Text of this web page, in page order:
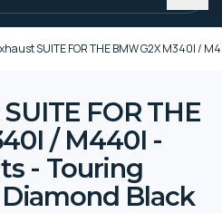
SUITE FOR THE BMW G2X M340I /
FOR THE
/ M440I -
- Touring
Black